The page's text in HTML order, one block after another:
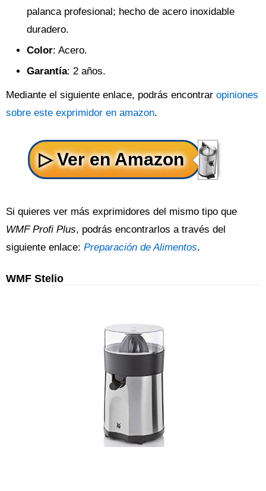
palanca profesional; hecho de acero inoxidable
duradero.
Color: Acero.
Garantía: 2 años.
Mediante el siguiente enlace, podrás encontrar opiniones
sobre este exprimidor en amazon.
Si quieres ver más exprimidores del mismo tipo que
WMF Profi Plus, podrás encontrarlos a través del
siguiente enlace: Preparación de Alimentos.
WMF Stelio